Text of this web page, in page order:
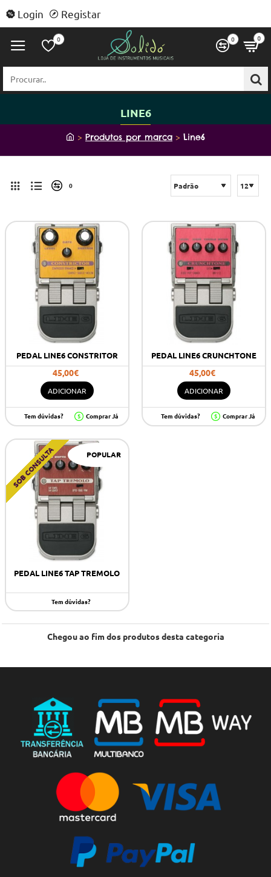
Login Registar
0 0 0
Procurar..
LINE6
h
Produtos por marca Line6
0
PEDAL LINE6 CONSTRITOR
45,00€
ADICIONAR
Tem dúvidas? Comprar Já
PEDAL LINE6 CRUNCHTONE
45,00€
ADICIONAR
Tem dúvidas? Comprar Já
POPULAR
SOB CONSULTA
PEDAL LINE6 TAP TREMOLO
Tem dúvidas?
Chegou ao fim dos produtos desta categoria